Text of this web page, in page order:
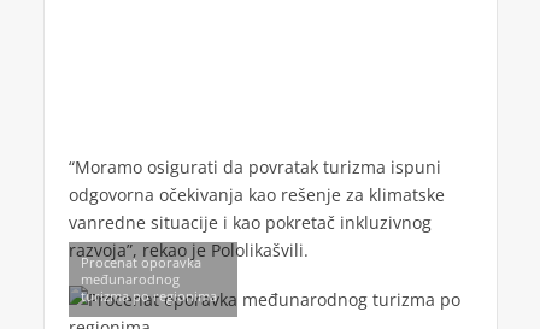
“Moramo osigurati da povratak turizma ispuni
odgovorna očekivanja kao rešenje za klimatske
vanredne situacije i kao pokretač inkluzivnog
razvoja”, rekao je Pololikašvili.
Procenat oporavka
međunarodnog
turizma po regionima